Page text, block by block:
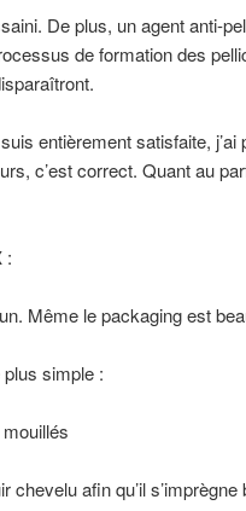
De plus, un agent anti-
de formation des
entièrement satisfaite,
c’est correct. Quant au
:
Même le packaging est
simple :
afin qu’il